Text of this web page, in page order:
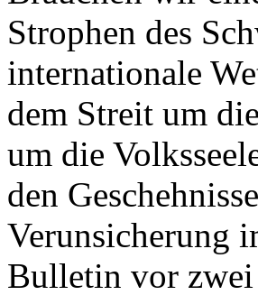
Strophen des
internationale
dem Streit um
um die
den
Verunsicherung
Bulletin vor